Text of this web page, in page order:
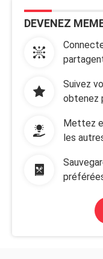
DEVENEZ
Suivez
obtenez
Mettez
les